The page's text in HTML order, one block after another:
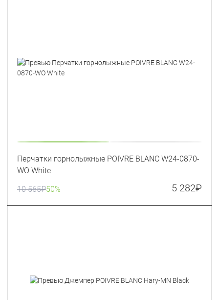
Перчатки горнолыжные POIVRE BLANC W24-0870-
WO White
10 565₽50% 5 282₽